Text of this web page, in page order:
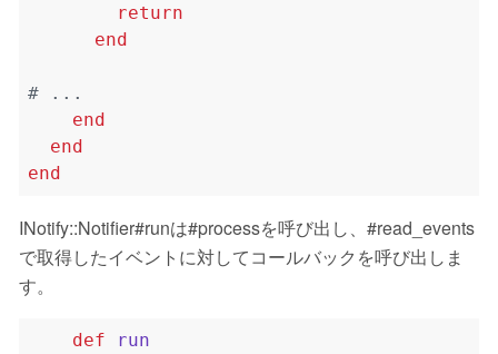
return
end
# ...
end
end
end
INotify::Notifier#runは#processを呼び出し、#read_events
で取得したイベントに対してコールバックを呼び出しま
す。
def
run